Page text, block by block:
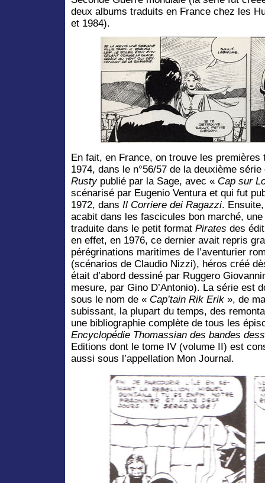
deux albums traduits en France chez les
et 1984).
En fait, en France, on trouve les
1974, dans le n°56/57 de la deuxième
Rustypublié par la Sage, avec « Cap sur
scénarisé par Eugenio Ventura et qui fut
1972, dans Il Corriere dei Ragazzi.
acabit dans les fascicules bon marché,
traduite dans le petit format Pirates des
en effet, en 1976, ce dernier avait repris
pérégrinations maritimes de l’aventurier
(scénarios de Claudio Nizzi), héros créé
était d’abord dessiné par Ruggero
mesure, par Gino D’Antonio). La série est
sous le nom de « Cap’tain Rik Erik », de
subissant, la plupart du temps, des
une bibliographie complète de tous les
Encyclopédie Thomassian des bandes
Editions dont le tome IV (volume II) est
aussi sous l’appellation Mon Journal.